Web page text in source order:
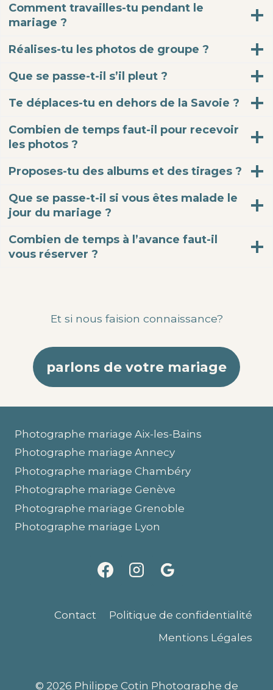
Comment travailles-tu pendant le
mariage ?
Réalises-tu les photos de groupe ?
Que se passe-t-il s’il pleut ?
Te déplaces-tu en dehors de la Savoie ?
Combien de temps faut-il pour recevoir
les photos ?
Proposes-tu des albums et des tirages ?
Que se passe-t-il si vous êtes malade le
jour du mariage ?
Combien de temps à l’avance faut-il
vous réserver ?
Et si nous faision connaissance?
parlons de votre mariage
Photographe mariage Aix-les-Bains
Photographe mariage Annecy
Photographe mariage Chambéry
Photographe mariage Genève
Photographe mariage Grenoble
Photographe mariage Lyon
Contact
Politique de confidentialité
Mentions Légales
© 2026 Philippe Cotin Photographe de